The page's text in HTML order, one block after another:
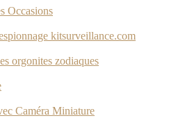
Occasions
kitsurveillance.com
orgonites zodiaques
Caméra Miniature